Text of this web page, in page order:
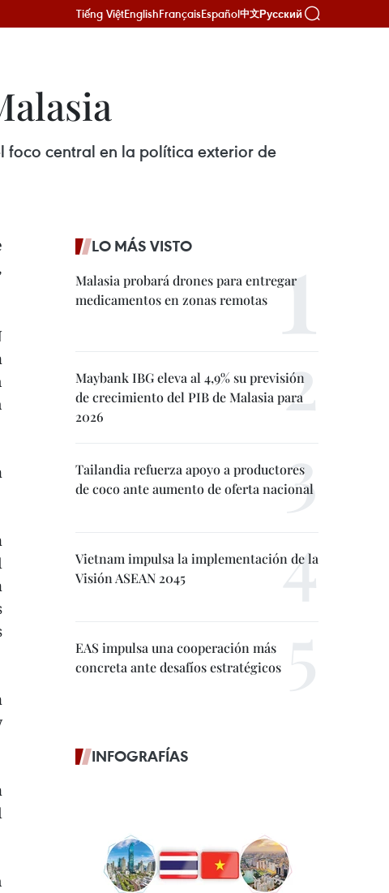
Tiếng ViệtEnglishFrançaisEspañol中文Русский
foco central en la política exterior de
LO MÁS VISTO
Malasia probará drones para entregar
medicamentos en zonas remotas
Maybank IBG eleva al 4,9% su previsión
de crecimiento del PIB de Malasia para
2026
Tailandia refuerza apoyo a productores
de coco ante aumento de oferta nacional
Vietnam impulsa la implementación de la
Visión ASEAN 2045
EAS impulsa una cooperación más
concreta ante desafíos estratégicos
INFOGRAFÍAS